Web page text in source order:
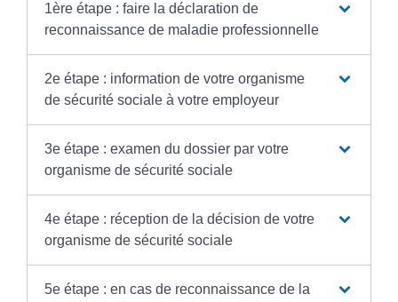
1ère étape : faire la déclaration de
reconnaissance de maladie professionnelle
2e étape : information de votre organisme
de sécurité sociale à votre employeur
3e étape : examen du dossier par votre
organisme de sécurité sociale
4e étape : réception de la décision de votre
organisme de sécurité sociale
5e étape : en cas de reconnaissance de la